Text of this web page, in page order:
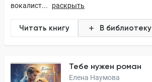
вокалист...
раскрыть
Читать книгу В библиотеку
Тебе нужен роман
Елена Наумова